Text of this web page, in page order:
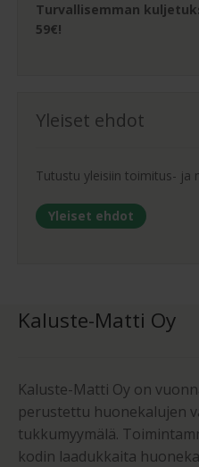
Turvallisemman
59€!
Yleiset ehdot
Tutustu yleisiin toimitus- ja
Yleiset ehdot
Kaluste-Matti Oy
Kaluste-Matti Oy on
perustettu huonekalujen
tukkumyymälä.
kodin laadukkaita